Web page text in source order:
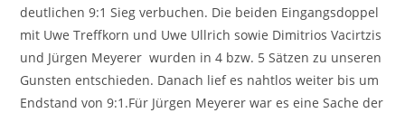
deutlichen 9:1 Sieg verbuchen. Die beiden Eingangsdoppel
mit Uwe Treffkorn und Uwe Ullrich sowie Dimitrios Vacirtzis
und Jürgen Meyerer wurden in 4 bzw. 5 Sätzen zu unseren
Gunsten entschieden. Danach lief es nahtlos weiter bis um
Endstand von 9:1.Für Jürgen Meyerer war es eine Sache der